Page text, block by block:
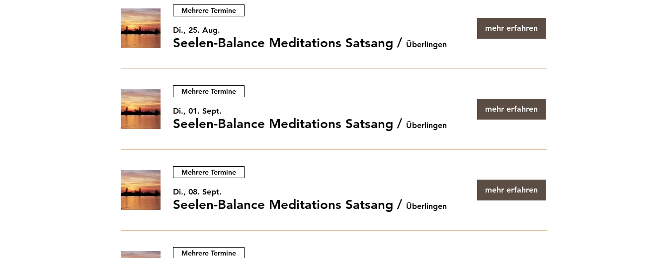
Mehrere Termine
Di., 25. Aug.
Seelen-Balance Meditations Satsang / Überlingen
mehr erfahren
Mehrere Termine
Di., 01. Sept.
Seelen-Balance Meditations Satsang / Überlingen
mehr erfahren
Mehrere Termine
Di., 08. Sept.
Seelen-Balance Meditations Satsang / Überlingen
mehr erfahren
Mehrere Termine